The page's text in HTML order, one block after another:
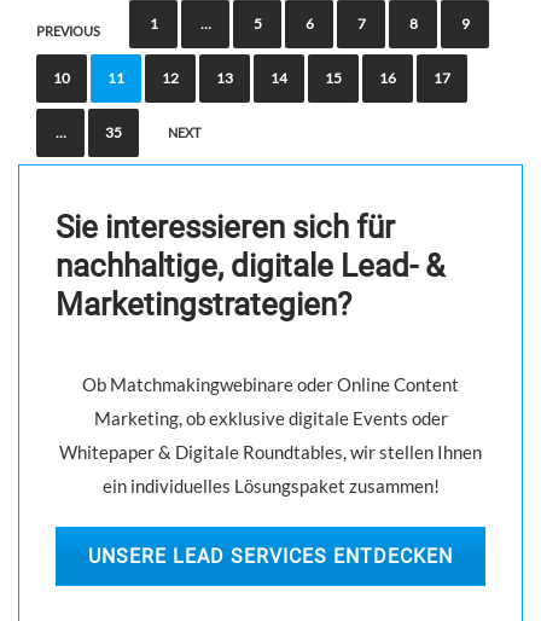
P
o
s
s
PREVIOUS 1 … 5 6 7 8 9
10 11 12 13 14 15 16 17
… 35 NEXT
Sie interessieren sich für
nachhaltige, digitale Lead- &
Marketingstrategien?
Ob Matchmakingwebinare oder Online Content
Marketing, ob exklusive digitale Events oder
Whitepaper & Digitale Roundtables, wir stellen Ihnen
ein individuelles Lösungspaket zusammen!
UNSERE LEAD SERVICES ENTDECKEN